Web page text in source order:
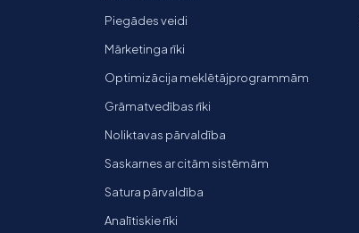
Piegādes veidi
Mārketinga rīki
Optimizācija meklētājprogrammām
Grāmatvedības rīki
Noliktavas pārvaldība
Saskarnes ar citām sistēmām
Satura pārvaldība
Analītiskie rīki